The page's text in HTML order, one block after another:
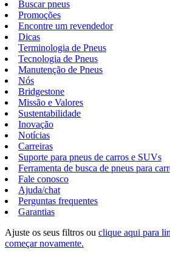
Buscar pneus
Promoções
Encontre um revendedor
Dicas
Terminologia de Pneus
Tecnologia de Pneus
Manutenção de Pneus
Nós
Bridgestone
Missão e Valores
Sustentabilidade
Inovação
Notícias
Carreiras
Suporte para pneus de carros e SUVs
Ferramenta de busca de pneus para
Fale conosco
Ajuda/chat
Perguntas frequentes
Garantias
Ajuste os seus filtros ou clique aqui para
começar novamente.